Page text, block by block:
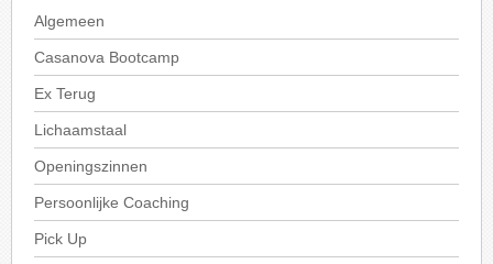
Algemeen
Casanova Bootcamp
Ex Terug
Lichaamstaal
Openingszinnen
Persoonlijke Coaching
Pick Up